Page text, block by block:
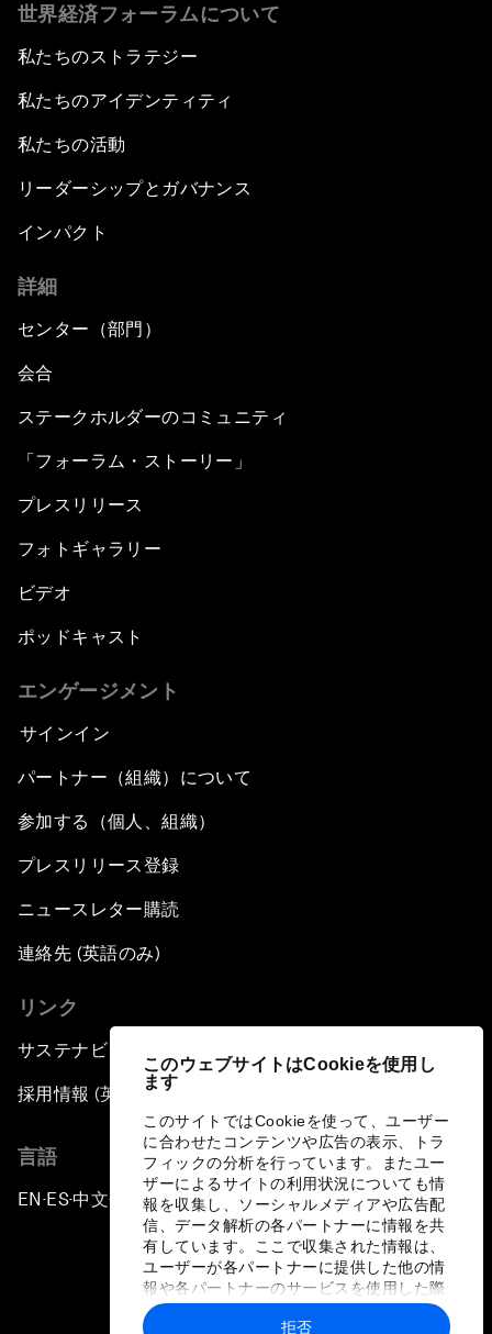
このウェブサイトはCookieを使用し
ます
このサイトではCookieを使って、ユーザー
に合わせたコンテンツや広告の表示、トラ
フィックの分析を行っています。またユー
ザーによるサイトの利用状況についても情
報を収集し、ソーシャルメディアや広告配
信、データ解析の各パートナーに情報を共
有しています。ここで収集された情報は、
ユーザーが各パートナーに提供した他の情
報や各パートナーのサービスを使用した際
に収集された情報と組み合わされ、各パー
トナーによって使用されることがありま
拒否
世界経済フォーラムについて
私たちのストラテジー
私たちのアイデンティティ
私たちの活動
リーダーシップとガバナンス
インパクト
詳細
センター（部門）
会合
ステークホルダーのコミュニティ
「フォーラム・ストーリー」
プレスリリース
フォトギャラリー
ビデオ
ポッドキャスト
エンゲージメント
サインイン
パートナー（組織）について
参加する（個人、組織）
プレスリリース登録
ニュースレター購読
連絡先 (英語のみ)
リンク
サステナビリティへの取り組み
採用情報 (英語のみ)
言語
EN ▪ES▪中文▪ 日本語